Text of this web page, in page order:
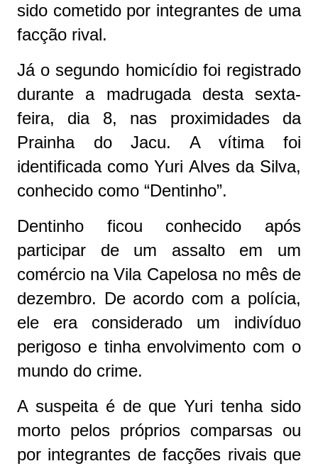
sido cometido por integrantes de uma
facção rival.
Já o segundo homicídio foi registrado
durante a madrugada desta sexta-
feira, dia 8, nas proximidades da
Prainha do Jacu. A vítima foi
identificada como Yuri Alves da Silva,
conhecido como “Dentinho”.
Dentinho ficou conhecido após
participar de um assalto em um
comércio na Vila Capelosa no mês de
dezembro. De acordo com a polícia,
ele era considerado um indivíduo
perigoso e tinha envolvimento com o
mundo do crime.
A suspeita é de que Yuri tenha sido
morto pelos próprios comparsas ou
por integrantes de facções rivais que